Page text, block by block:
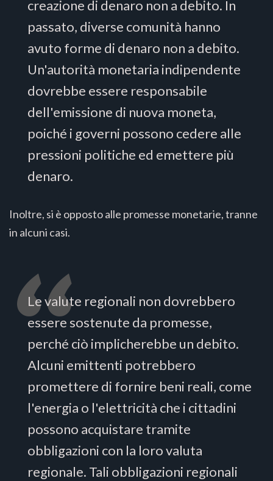
creazione di denaro non a debito. In
passato, diverse comunità hanno
avuto forme di denaro non a debito.
Un'autorità monetaria indipendente
dovrebbe essere responsabile
dell'emissione di nuova moneta,
poiché i governi possono cedere alle
pressioni politiche ed emettere più
denaro.
Inoltre, si è opposto alle promesse monetarie, tranne
in alcuni casi.
Le valute regionali non dovrebbero
essere sostenute da promesse,
perché ciò implicherebbe un debito.
Alcuni emittenti potrebbero
promettere di fornire beni reali, come
l'energia o l'elettricità che i cittadini
possono acquistare tramite
obbligazioni con la loro valuta
regionale. Tali obbligazioni regionali